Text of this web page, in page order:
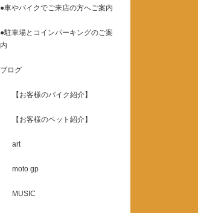
●車やバイクでご来店の方へご案内
●駐車場とコインパーキングのご案
内
ブログ
【お客様のバイク紹介】
【お客様のペット紹介】
art
moto gp
MUSIC